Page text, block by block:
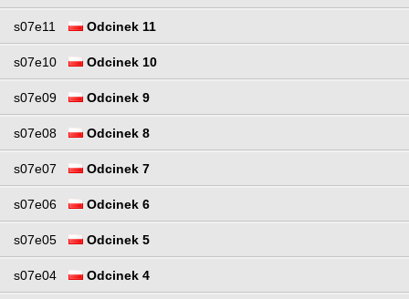
s07e11 Odcinek 11
s07e10 Odcinek 10
s07e09 Odcinek 9
s07e08 Odcinek 8
s07e07 Odcinek 7
s07e06 Odcinek 6
s07e05 Odcinek 5
s07e04 Odcinek 4